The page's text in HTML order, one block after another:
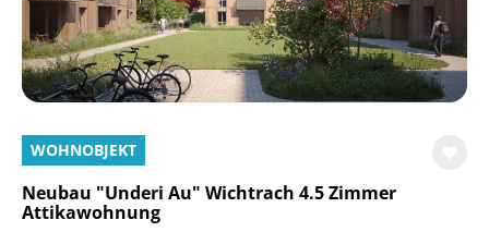
WOHNOBJEKT
Neubau "Underi Au" Wichtrach 4.5 Zimmer
Attikawohnung